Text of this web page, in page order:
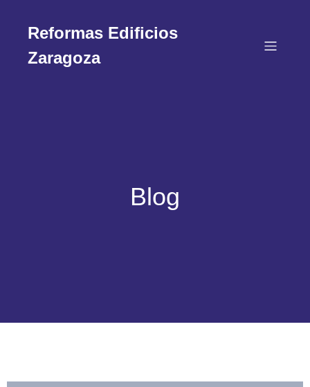
Reformas Edificios
Zaragoza
Blog